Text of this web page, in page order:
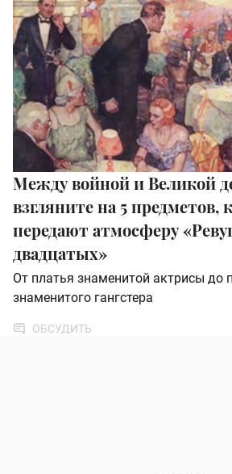
Между войной и Великой
взгляните на 5 предметов,
передают атмосферу
двадцатых»
От платья знаменитой актрисы до
знаменитого гангстера
ОБСУДИТЬ